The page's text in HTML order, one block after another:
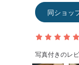
同ショッ
写真付きのレ